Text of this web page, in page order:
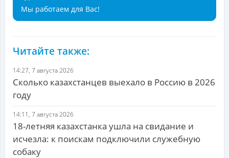
Мы работаем для Вас!
Читайте также:
14:27, 7 августа 2026
Сколько казахстанцев выехало в Россию в 2026
году
14:11, 7 августа 2026
18-летняя казахстанка ушла на свидание и
исчезла: к поискам подключили служебную
собаку